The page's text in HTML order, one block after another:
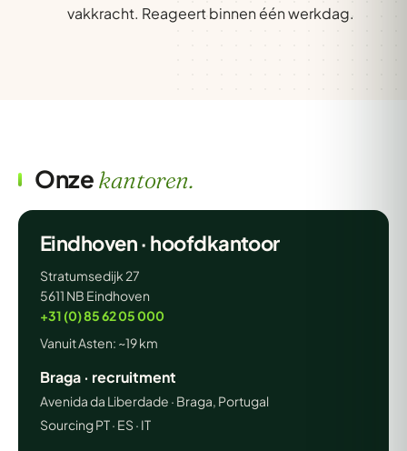
vakkracht. Reageert binnen één werkdag.
Onzekantoren.
Eindhoven · hoofdkantoor
Stratumsedijk 27
5611 NB Eindhoven
+31 (0) 85 62 05 000
Vanuit Asten: ~19 km
Braga · recruitment
Avenida da Liberdade · Braga, Portugal
Sourcing PT · ES · IT